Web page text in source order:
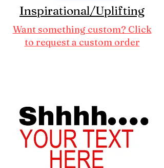
Inspirational/Uplifting
Want something custom? Click
to request a custom order